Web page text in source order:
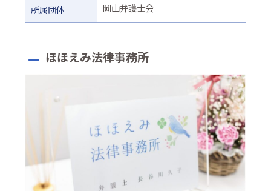
所属団体 岡山弁護士会
ほほえみ法律事務所